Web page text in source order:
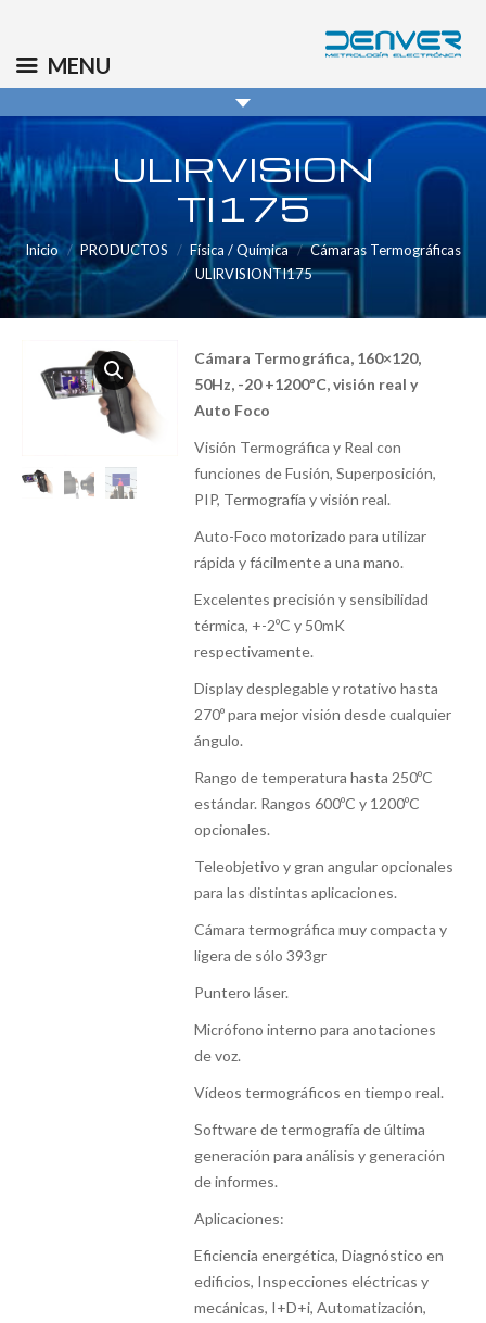
info@denver.es
ULIRVISION
TI175
Inicio PRODUCTOS Física / Química
Cámaras Termográficas
ULIRVISIONTI175
Cámara Termográfica, 160×120,
50Hz, -20 +1200ºC, visión real y
Auto Foco
Visión Termográfica y Real con
funciones de Fusión, Superposición,
PIP, Termografía y visión real.
Auto-Foco motorizado para utilizar
rápida y fácilmente a una mano.
Excelentes precisión y sensibilidad
térmica, +-2ºC y 50mK
respectivamente.
Display desplegable y rotativo hasta
270º para mejor visión desde cualquier
ángulo.
Rango de temperatura hasta 250ºC
estándar. Rangos 600ºC y 1200ºC
opcionales.
Teleobjetivo y gran angular opcionales
para las distintas aplicaciones.
Cámara termográfica muy compacta y
ligera de sólo 393gr
Puntero láser.
Micrófono interno para anotaciones
de voz.
Vídeos termográficos en tiempo real.
Software de termografía de última
generación para análisis y generación
de informes.
Aplicaciones:
Eficiencia energética, Diagnóstico en
edificios, Inspecciones eléctricas y
mecánicas, I+D+i, Automatización,
MENU